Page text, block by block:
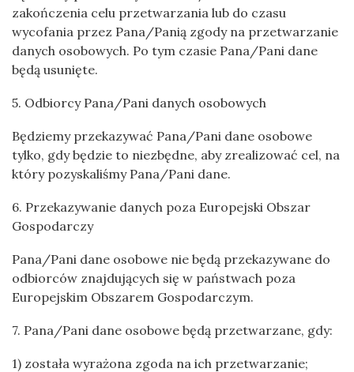
zakończenia celu przetwarzania lub do czasu
wycofania przez Pana/Panią zgody na przetwarzanie
danych osobowych. Po tym czasie Pana/Pani dane
będą usunięte.
5. Odbiorcy Pana/Pani danych osobowych
Będziemy przekazywać Pana/Pani dane osobowe
tylko, gdy będzie to niezbędne, aby zrealizować cel, na
który pozyskaliśmy Pana/Pani dane.
6. Przekazywanie danych poza Europejski Obszar
Gospodarczy
Pana/Pani dane osobowe nie będą przekazywane do
odbiorców znajdujących się w państwach poza
Europejskim Obszarem Gospodarczym.
7. Pana/Pani dane osobowe będą przetwarzane, gdy:
1) została wyrażona zgoda na ich przetwarzanie;